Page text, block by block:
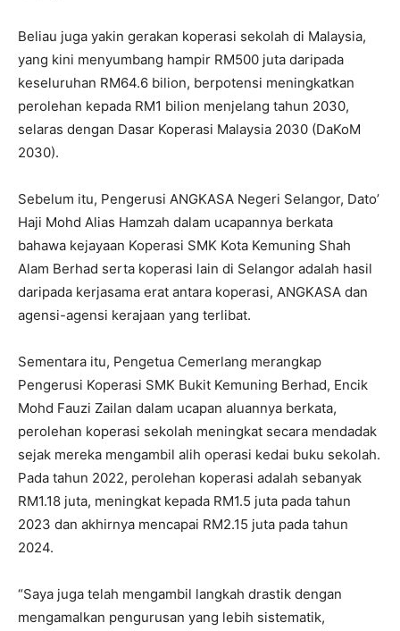
Beliau juga yakin gerakan koperasi sekolah di Malaysia,
yang kini menyumbang hampir RM500 juta daripada
keseluruhan RM64.6 bilion, berpotensi meningkatkan
perolehan kepada RM1 bilion menjelang tahun 2030,
selaras dengan Dasar Koperasi Malaysia 2030 (DaKoM
2030).
Sebelum itu, Pengerusi ANGKASA Negeri Selangor, Dato’
Haji Mohd Alias Hamzah dalam ucapannya berkata
bahawa kejayaan Koperasi SMK Kota Kemuning Shah
Alam Berhad serta koperasi lain di Selangor adalah hasil
daripada kerjasama erat antara koperasi, ANGKASA dan
agensi-agensi kerajaan yang terlibat.
Sementara itu, Pengetua Cemerlang merangkap
Pengerusi Koperasi SMK Bukit Kemuning Berhad, Encik
Mohd Fauzi Zailan dalam ucapan aluannya berkata,
perolehan koperasi sekolah meningkat secara mendadak
sejak mereka mengambil alih operasi kedai buku sekolah.
Pada tahun 2022, perolehan koperasi adalah sebanyak
RM1.18 juta, meningkat kepada RM1.5 juta pada tahun
2023 dan akhirnya mencapai RM2.15 juta pada tahun
2024.
“Saya juga telah mengambil langkah drastik dengan
mengamalkan pengurusan yang lebih sistematik,